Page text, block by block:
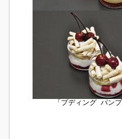
「プディング パンプ